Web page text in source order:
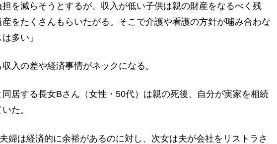
担を減らそうとするが、収入が低い子供は親の財産をなるべく残
産をたくさんもらいたがる。そこで介護や看護の方針が噛み合わな
多い」
入の差や経済事情がネックになる。
居する長女Bさん（女性・50代）は親の死後、自分が実家を相続
た。
婦は経済的に余裕があるのに対し、次女は夫が会社をリストラさ